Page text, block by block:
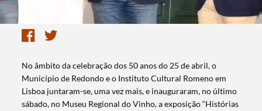
No âmbito da celebração dos 50 anos do 25 de abril, o
Município de Redondo e o Instituto Cultural Romeno em
Lisboa juntaram-se, uma vez mais, e inauguraram, no último
sábado, no Museu Regional do Vinho, a exposição “Histórias